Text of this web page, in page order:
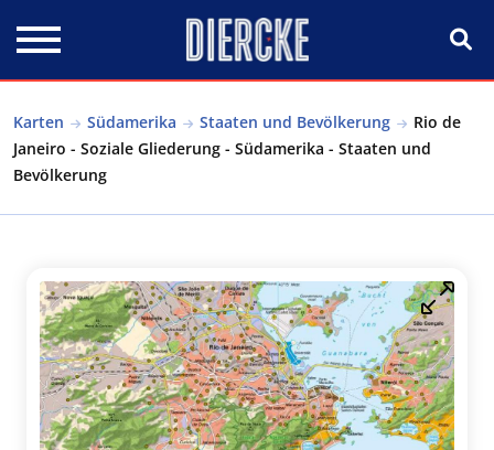
Karten Südamerika Staaten und Bevölkerung
Rio de
Janeiro - Soziale Gliederung - Südamerika - Staaten und
Bevölkerung